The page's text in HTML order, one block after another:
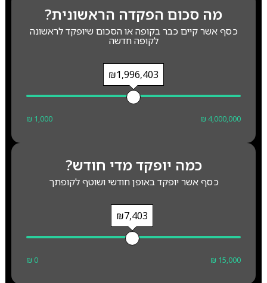
מה סכום הפקדה הראשונית?
כסף אשר קיים כבר בקופה או הסכום שיופקד לראשונה
לקופה חדשה
₪1,996,403
₪ 1,000 ₪ 4,000,000
כמה יופקד מדי חודש?
כסף אשר יופקד באופן חודשי ושוטף לקופתך
₪7,403
₪ 0 ₪ 15,000